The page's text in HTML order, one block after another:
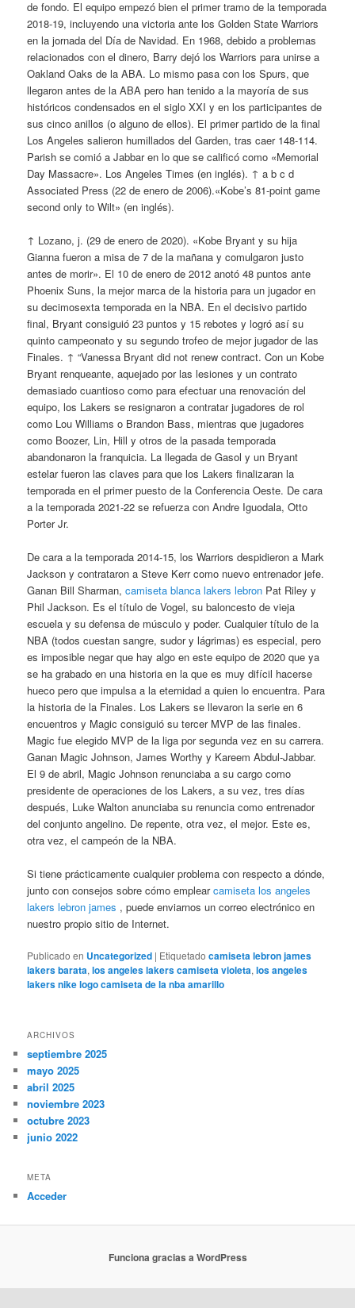
de fondo. El equipo empezó bien el primer tramo de la temporada
2018-19, incluyendo una victoria ante los Golden State Warriors
en la jornada del Día de Navidad. En 1968, debido a problemas
relacionados con el dinero, Barry dejó los Warriors para unirse a
Oakland Oaks de la ABA. Lo mismo pasa con los Spurs, que
llegaron antes de la ABA pero han tenido a la mayoría de sus
históricos condensados en el siglo XXI y en los participantes de
sus cinco anillos (o alguno de ellos). El primer partido de la final
Los Angeles salieron humillados del Garden, tras caer 148-114.
Parish se comió a Jabbar en lo que se calificó como «Memorial
Day Massacre». Los Angeles Times (en inglés). ↑ a b c d
Associated Press (22 de enero de 2006).«Kobe’s 81-point game
second only to Wilt» (en inglés).
↑ Lozano, j. (29 de enero de 2020). «Kobe Bryant y su hija
Gianna fueron a misa de 7 de la mañana y comulgaron justo
antes de morir». El 10 de enero de 2012 anotó 48 puntos ante
Phoenix Suns, la mejor marca de la historia para un jugador en
su decimosexta temporada en la NBA. En el decisivo partido
final, Bryant consiguió 23 puntos y 15 rebotes y logró así su
quinto campeonato y su segundo trofeo de mejor jugador de las
Finales. ↑ “Vanessa Bryant did not renew contract. Con un Kobe
Bryant renqueante, aquejado por las lesiones y un contrato
demasiado cuantioso como para efectuar una renovación del
equipo, los Lakers se resignaron a contratar jugadores de rol
como Lou Williams o Brandon Bass, mientras que jugadores
como Boozer, Lin, Hill y otros de la pasada temporada
abandonaron la franquicia. La llegada de Gasol y un Bryant
estelar fueron las claves para que los Lakers finalizaran la
temporada en el primer puesto de la Conferencia Oeste. De cara
a la temporada 2021-22 se refuerza con Andre Iguodala, Otto
Porter Jr.
De cara a la temporada 2014-15, los Warriors despidieron a Mark
Jackson y contrataron a Steve Kerr como nuevo entrenador jefe.
Ganan Bill Sharman,camiseta blanca lakers lebron Pat Riley y
Phil Jackson. Es el título de Vogel, su baloncesto de vieja
escuela y su defensa de músculo y poder. Cualquier título de la
NBA (todos cuestan sangre, sudor y lágrimas) es especial, pero
es imposible negar que hay algo en este equipo de 2020 que ya
se ha grabado en una historia en la que es muy difícil hacerse
hueco pero que impulsa a la eternidad a quien lo encuentra. Para
la historia de la Finales. Los Lakers se llevaron la serie en 6
encuentros y Magic consiguió su tercer MVP de las finales.
Magic fue elegido MVP de la liga por segunda vez en su carrera.
Ganan Magic Johnson, James Worthy y Kareem Abdul-Jabbar.
El 9 de abril, Magic Johnson renunciaba a su cargo como
presidente de operaciones de los Lakers, a su vez, tres días
después, Luke Walton anunciaba su renuncia como entrenador
del conjunto angelino. De repente, otra vez, el mejor. Este es,
otra vez, el campeón de la NBA.
Si tiene prácticamente cualquier problema con respecto a dónde,
junto con consejos sobre cómo emplearcamiseta los angeles
lakers lebron james , puede enviarnos un correo electrónico en
nuestro propio sitio de Internet.
Publicado en Uncategorized | Etiquetado camiseta lebron james
lakers barata,los angeles lakers camiseta violeta,los angeles
lakers nike logo camiseta de la nba amarillo
ARCHIVOS
septiembre 2025
mayo 2025
abril 2025
noviembre 2023
octubre 2023
junio 2022
META
Acceder
Funciona gracias a WordPress